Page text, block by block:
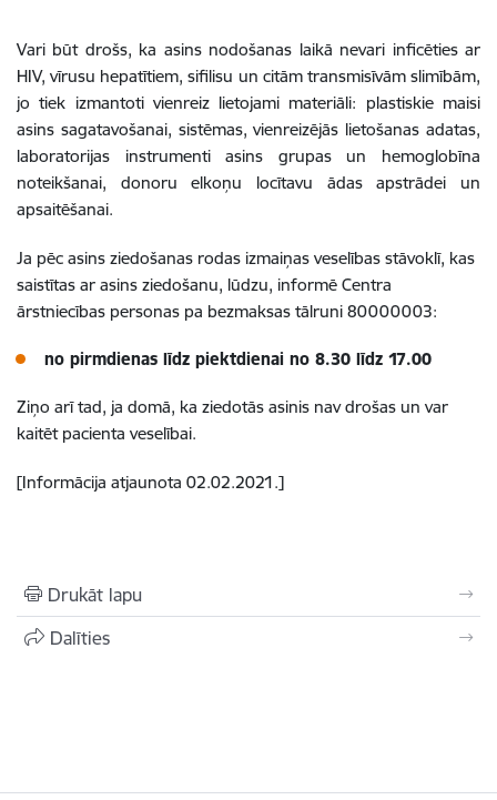
Vari būt drošs, ka asins nodošanas laikā nevari inficēties ar
HIV, vīrusu hepatītiem, sifilisu un citām transmisīvām slimībām,
jo tiek izmantoti vienreiz lietojami materiāli: plastiskie maisi
asins sagatavošanai, sistēmas, vienreizējās lietošanas adatas,
laboratorijas instrumenti asins grupas un hemoglobīna
noteikšanai, donoru elkoņu locītavu ādas apstrādei un
apsaitēšanai.
Ja pēc asins ziedošanas rodas izmaiņas veselības stāvoklī, kas
saistītas ar asins ziedošanu, lūdzu, informē Centra
ārstniecības personas pa bezmaksas tālruni 80000003:
no pirmdienas līdz piektdienai no 8.30 līdz 17.00
Ziņo arī tad, ja domā, ka ziedotās asinis nav drošas un var
kaitēt pacienta veselībai.
[Informācija atjaunota 02.02.2021.]
Drukāt lapu
Dalīties